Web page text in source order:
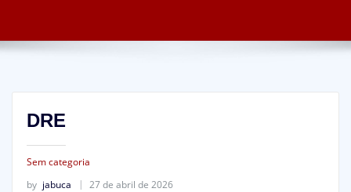
DRE
Sem categoria
by jabuca 27 de abril de 2026